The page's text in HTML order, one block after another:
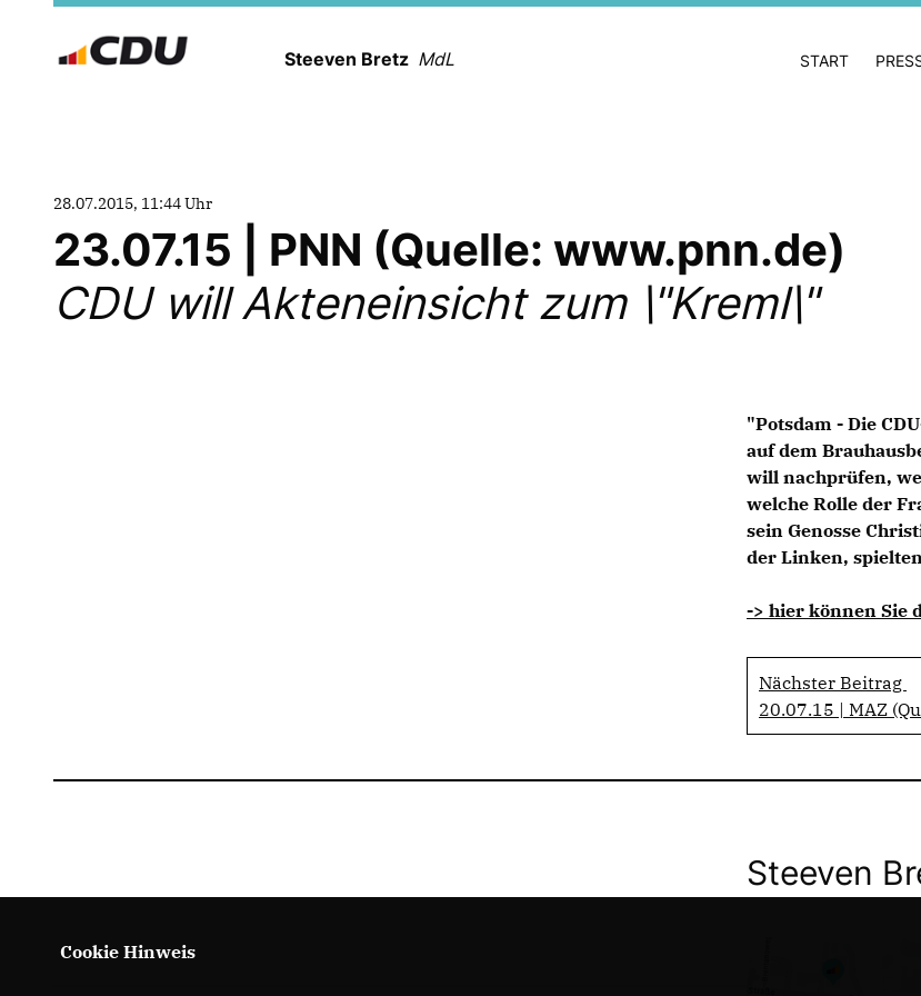
Steeven Bretz MdL START
28.07.2015, 11:44 Uhr
23.07.15 | PNN (Quelle: www.pnn.de)
CDU will Akteneinsicht zum \"Kreml\"
"Potsdam - Die
auf dem
will nachprüfen,
welche Rolle der
sein Genosse
der Linken,
-> hier können Sie
Nächster Beitrag
20.07.15 | MAZ
Steeven
Cookie Hinweis